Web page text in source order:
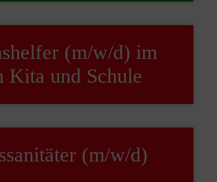
(m/w/d) im
Kita und Schule
(m/w/d)